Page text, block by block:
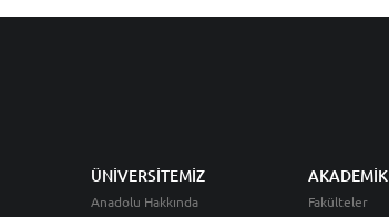
ÜNİVERSİTEMİZ
Anadolu Hakkında
AKADEMİK
Fakülteler